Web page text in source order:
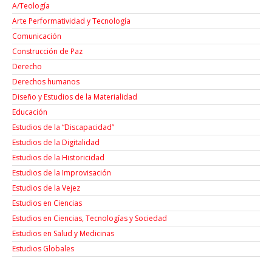
A/Teología
Arte Performatividad y Tecnología
Comunicación
Construcción de Paz
Derecho
Derechos humanos
Diseño y Estudios de la Materialidad
Educación
Estudios de la “Discapacidad”
Estudios de la Digitalidad
Estudios de la Historicidad
Estudios de la Improvisación
Estudios de la Vejez
Estudios en Ciencias
Estudios en Ciencias, Tecnologías y Sociedad
Estudios en Salud y Medicinas
Estudios Globales